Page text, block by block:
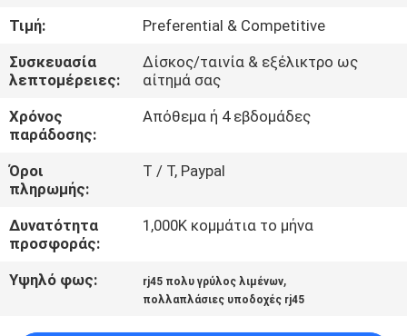
ΕΛΆΤΕ
ΣΕ
ΕΠΑΦΉ
ΜΕ
ΖΗΤΉΣΤΕ
ΈΝΑ
ΑΠΌΣΠΑΣΜΑ
Τιμή:
Preferential & Competitive
Συσκευασία
λεπτομέρειες:
Δίσκος/ταινία & εξέλικτρο ως
αίτημά σας
Χρόνος
παράδοσης:
Απόθεμα ή 4 εβδομάδες
Όροι
πληρωμής:
T / Τ, Paypal
Δυνατότητα
προσφοράς:
1,000K κομμάτια το μήνα
Υψηλό φως: rj45 πολυ γρύλος λιμένων,
πολλαπλάσιες υποδοχές rj45